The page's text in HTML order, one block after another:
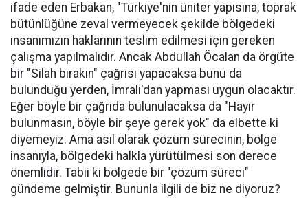
ifade eden Erbakan, "Türkiye'nin üniter yapısına, toprak
bütünlüğüne zeval vermeyecek şekilde bölgedeki
insanımızın haklarının teslim edilmesi için gereken
çalışma yapılmalıdır. Ancak Abdullah Öcalan da örgüte
bir "Silah bırakın" çağrısı yapacaksa bunu da
bulunduğu yerden, İmralı'dan yapması uygun olacaktır.
Eğer böyle bir çağrıda bulunulacaksa da "Hayır
bulunmasın, böyle bir şeye gerek yok" da elbette ki
diyemeyiz. Ama asıl olarak çözüm sürecinin, bölge
insanıyla, bölgedeki halkla yürütülmesi son derece
önemlidir. Tabii ki bölgede bir "çözüm süreci"
gündeme gelmiştir. Bununla ilgili de biz ne diyoruz?